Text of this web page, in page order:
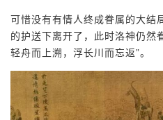
可惜没有有情人终成眷属的大结
的护送下离开了，此时洛神仍然
轻舟而上溯，浮长川而忘返”。